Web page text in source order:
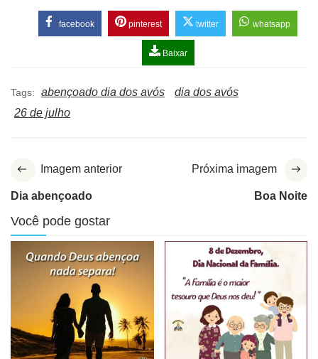
facebook pinterest twitter whatsapp
Baixar
Tags: abençoado dia dos avós
dia dos avós
26 de julho
Imagem anterior
Dia abençoado
Próxima imagem
Boa Noite
Você pode gostar